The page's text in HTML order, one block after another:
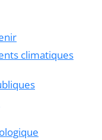
climatiques